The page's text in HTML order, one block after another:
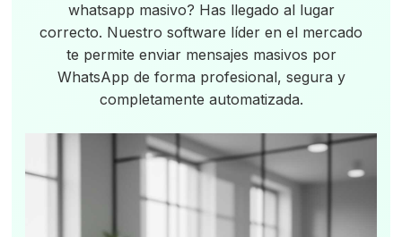
whatsapp masivo? Has llegado al lugar
correcto. Nuestro software líder en el mercado
te permite enviar mensajes masivos por
WhatsApp de forma profesional, segura y
completamente automatizada.